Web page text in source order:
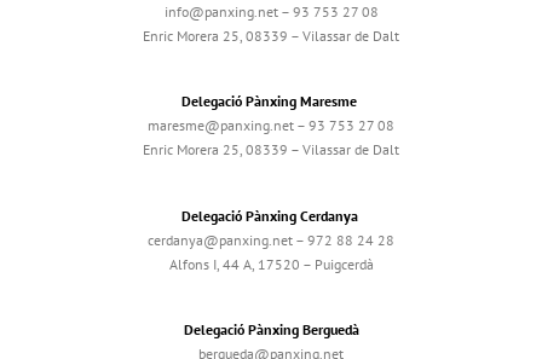
info@panxing.net – 93 753 27 08
Enric Morera 25, 08339 – Vilassar de Dalt
Delegació Pànxing Maresme
maresme@panxing.net – 93 753 27 08
Enric Morera 25, 08339 – Vilassar de Dalt
Delegació Pànxing Cerdanya
cerdanya@panxing.net – 972 88 24 28
Alfons I, 44 A, 17520 – Puigcerdà
Delegació Pànxing Berguedà
bergueda@panxing.net